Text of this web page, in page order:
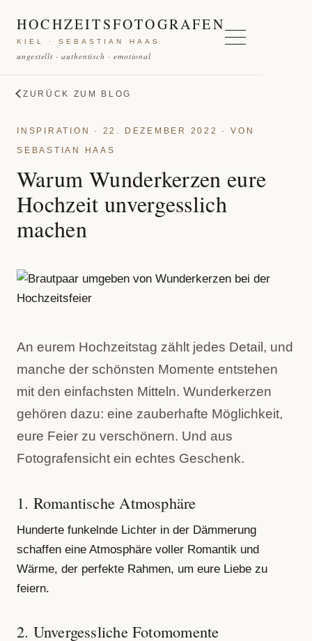
HOCHZEITSFOTOGRAFEN
KIEL · SEBASTIAN HAAS
ungestellt · authentisch · emotional
ZURÜCK ZUM BLOG
INSPIRATION · 22. DEZEMBER 2022 · VON
SEBASTIAN HAAS
Warum Wunderkerzen eure
Hochzeit unvergesslich
machen
An eurem Hochzeitstag zählt jedes Detail, und
manche der schönsten Momente entstehen
mit den einfachsten Mitteln. Wunderkerzen
gehören dazu: eine zauberhafte Möglichkeit,
eure Feier zu verschönern. Und aus
Fotografensicht ein echtes Geschenk.
1. Romantische Atmosphäre
Hunderte funkelnde Lichter in der Dämmerung
schaffen eine Atmosphäre voller Romantik und
Wärme, der perfekte Rahmen, um eure Liebe zu
feiern.
2. Unvergessliche Fotomomente